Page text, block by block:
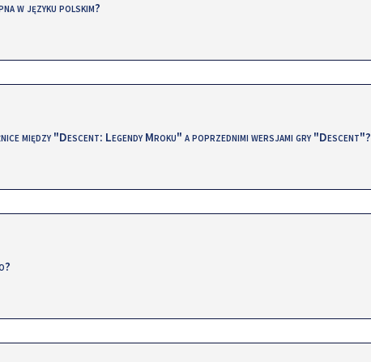
w języku polskim?
między "Descent: Legendy Mroku" a poprzednimi wersjami gry "Descent"?